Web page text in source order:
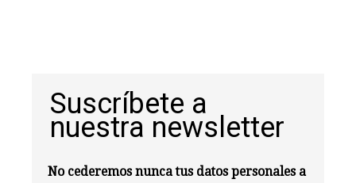
Suscríbete a
nuestra newsletter
No cederemos nunca tus datos personales a